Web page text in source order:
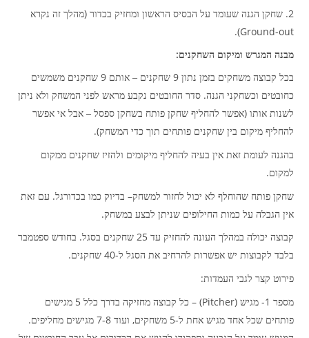
2. שחקן הגנה שעומד על הבסיס הראשון ומחזיק בכדור(מהלך זה נקרא
Ground-out).
מבנה המגרש ומיקום השחקנים:
בכל קבוצה משחקים בזמן נתון9 שחקנים – אותם9 שחקנים משמשים
כחובטים וכשחקני הגנה.סדר החובטים נקבע מראש לפני המשחק ולא ניתן
לשנות אותו(אפשר להחליף שחקן פותח בשחקן ספסל – אבל אי אפשר
להחליף מיקום בין שחקנים פותחים תוך כדי המשחק).
בהגנה לעומת זאת אין בעיה להחליף מיקומים ולהזיז שחקנים ממקום
למקום.
שחקן פותח שהוחלף לא יכול לחזור למשחק– בדיוק כמו בכדורגל. עם זאת
אין הגבלה על כמות החילופים שניתן לבצע במשחק.
קבוצה יכולה במהלך העונה להחזיק עד25 שחקנים בסגל. בחודש ספטמבר
בלבד לקבוצות יש אפשרות להרחיב את הסגל ל-40 שחקנים.
פירוט קצר לגבי העמדות:
מספר 1- מגיש(Pitcher) – כל קבוצה מחזיקה בדרך כלל5 מגישים
פותחים שכל אחד מגיש אחת ל-5 משחקים, ועוד7-8 מגישים מחליפים.